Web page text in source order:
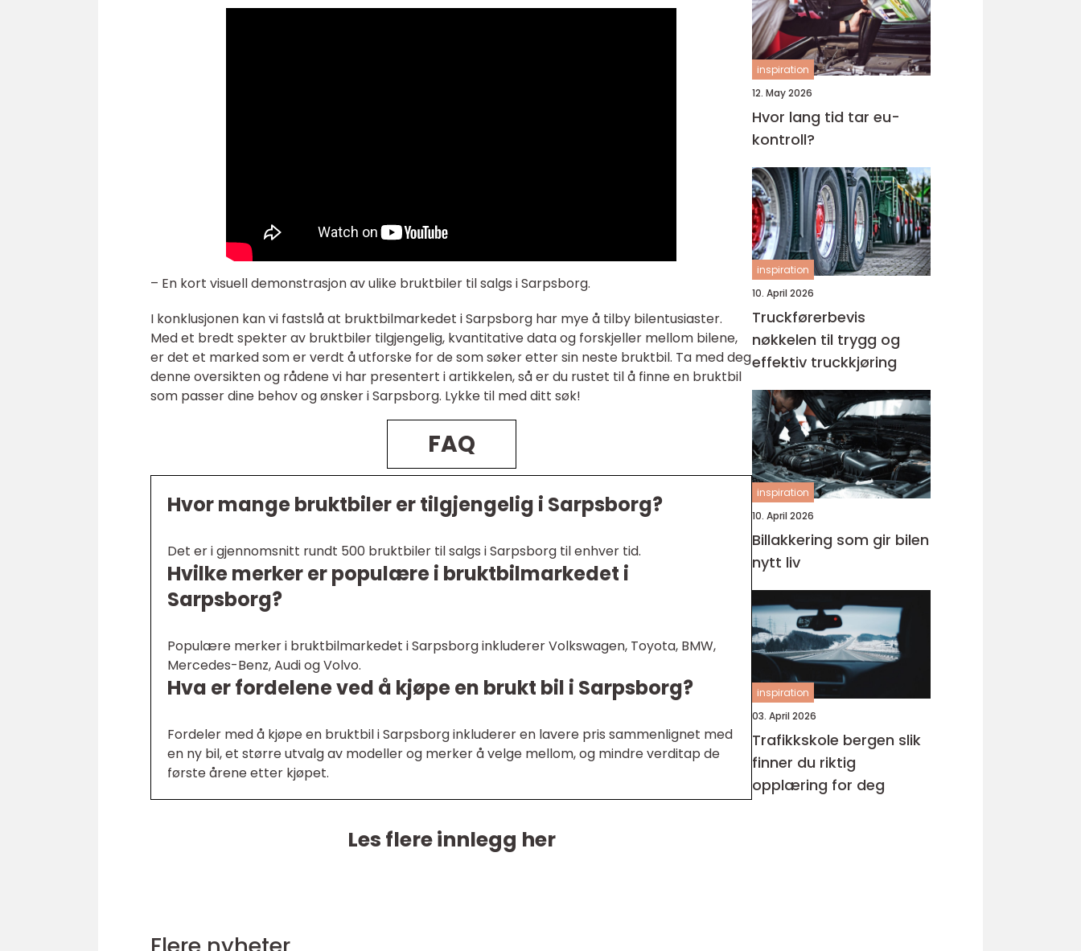
– En kort visuell demonstrasjon av ulike bruktbiler til salgs i Sarpsborg.
I konklusjonen kan vi fastslå at bruktbilmarkedet i Sarpsborg har mye å tilby bilentusiaster.
Med et bredt spekter av bruktbiler tilgjengelig, kvantitative data og forskjeller mellom bilene,
er det et marked som er verdt å utforske for de som søker etter sin neste bruktbil. Ta med deg
denne oversikten og rådene vi har presentert i artikkelen, så er du rustet til å finne en bruktbil
som passer dine behov og ønsker i Sarpsborg. Lykke til med ditt søk!
FAQ
Hvor mange bruktbiler er tilgjengelig i Sarpsborg?
Det er i gjennomsnitt rundt 500 bruktbiler til salgs i Sarpsborg til enhver tid.
Hvilke merker er populære i bruktbilmarkedet i
Sarpsborg?
Populære merker i bruktbilmarkedet i Sarpsborg inkluderer Volkswagen, Toyota, BMW,
Mercedes-Benz, Audi og Volvo.
Hva er fordelene ved å kjøpe en brukt bil i Sarpsborg?
Fordeler med å kjøpe en bruktbil i Sarpsborg inkluderer en lavere pris sammenlignet med
en ny bil, et større utvalg av modeller og merker å velge mellom, og mindre verditap de
første årene etter kjøpet.
Les flere innlegg her
inspiration
12. May 2026
Hvor lang tid tar eu-
kontroll?
inspiration
10. April 2026
Truckførerbevis
nøkkelen til trygg og
effektiv truckkjøring
inspiration
10. April 2026
Billakkering som gir bilen
nytt liv
inspiration
03. April 2026
Trafikkskole bergen slik
finner du riktig
opplæring for deg